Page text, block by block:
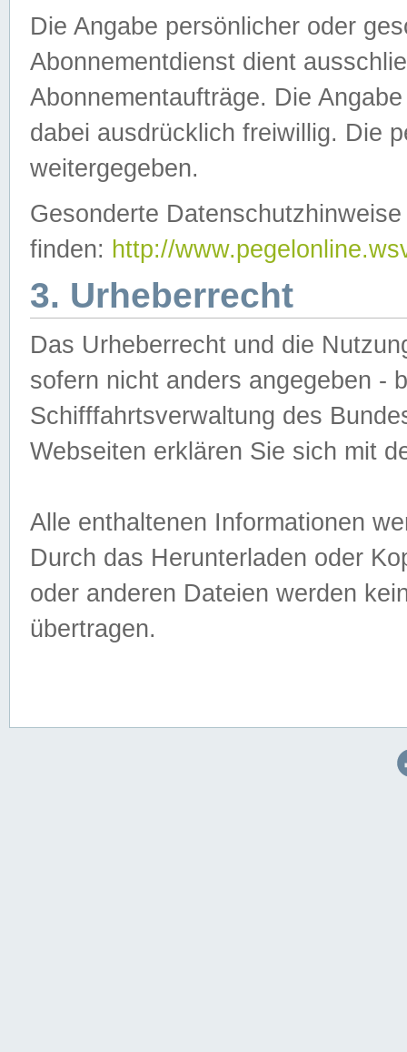
Die Angabe persönlicher oder
Abonnementdienst dient
Abonnementaufträge. Die
dabei ausdrücklich freiwillig. Die
weitergegeben.
Gesonderte
finden: http://
3. Urheberrecht
Das Urheberrecht und die
sofern nicht anders angegeben -
Schifffahrtsverwaltung des
Webseiten erklären Sie sich mit
Alle enthaltenen Informationen
Durch das Herunterladen oder
oder anderen Dateien werden
übertragen.